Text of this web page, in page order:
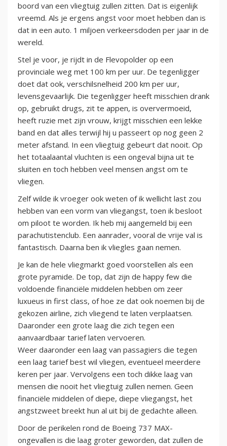
boord van een vliegtuig zullen zitten. Dat is eigenlijk
vreemd. Als je ergens angst voor moet hebben dan is
dat in een auto. 1 miljoen verkeersdoden per jaar in de
wereld.
Stel je voor, je rijdt in de Flevopolder op een
provinciale weg met 100 km per uur. De tegenligger
doet dat ook, verschilsnelheid 200 km per uur,
levensgevaarlijk. Die tegenligger heeft misschien drank
op, gebruikt drugs, zit te appen, is oververmoeid,
heeft ruzie met zijn vrouw, krijgt misschien een lekke
band en dat alles terwijl hij u passeert op nog geen 2
meter afstand. In een vliegtuig gebeurt dat nooit. Op
het totaalaantal vluchten is een ongeval bijna uit te
sluiten en toch hebben veel mensen angst om te
vliegen.
Zelf wilde ik vroeger ook weten of ik wellicht last zou
hebben van een vorm van vliegangst, toen ik besloot
om piloot te worden. Ik heb mij aangemeld bij een
parachutistenclub. Een aanrader, vooral de vrije val is
fantastisch. Daarna ben ik vliegles gaan nemen.
Je kan de hele vliegmarkt goed voorstellen als een
grote pyramide. De top, dat zijn de happy few die
voldoende financiële middelen hebben om zeer
luxueus in first class, of hoe ze dat ook noemen bij de
gekozen airline, zich vliegend te laten verplaatsen.
Daaronder een grote laag die zich tegen een
aanvaardbaar tarief laten vervoeren.
Weer daaronder een laag van passagiers die tegen
een laag tarief best wil vliegen, eventueel meerdere
keren per jaar. Vervolgens een toch dikke laag van
mensen die nooit het vliegtuig zullen nemen. Geen
financiële middelen of diepe, diepe vliegangst, het
angstzweet breekt hun al uit bij de gedachte alleen.
Door de perikelen rond de Boeing 737 MAX-
ongevallen is die laag groter geworden, dat zullen de